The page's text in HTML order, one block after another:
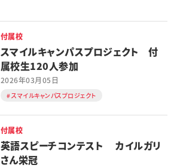
付属校
スマイルキャンパスプロジェクト 付
属校生120人参加
2026年03月05日
スマイルキャンパスプロジェクト
付属校
英語スピーチコンテスト カイルガリ
さん栄冠